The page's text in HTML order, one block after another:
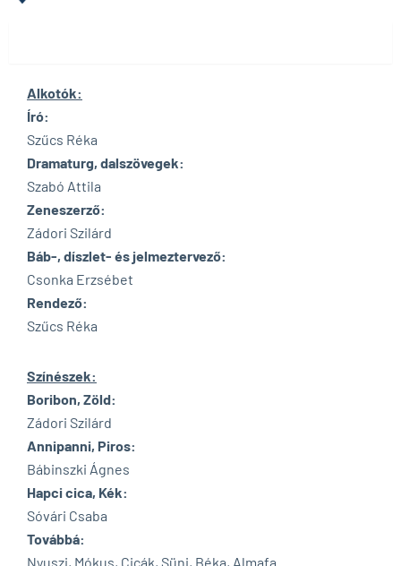
Alkotók:
Író:
Szűcs Réka
Dramaturg, dalszövegek:
Szabó Attila
Zeneszerző:
Zádori Szilárd
Báb-, díszlet- és jelmeztervező:
Csonka Erzsébet
Rendező:
Szűcs Réka
Színészek:
Boribon, Zöld:
Zádori Szilárd
Annipanni, Piros:
Bábinszki Ágnes
Hapci cica, Kék:
Sóvári Csaba
Továbbá:
Nyuszi, Mókus, Cicák, Süni, Béka, Almafa